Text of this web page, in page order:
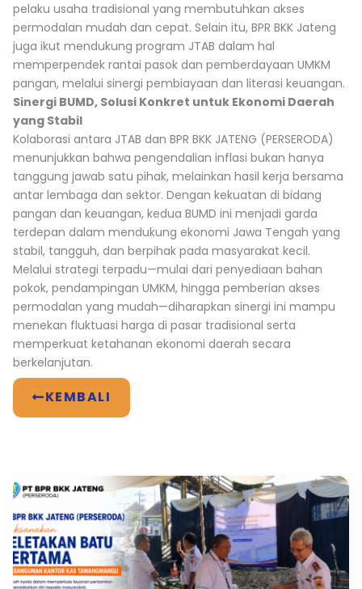
pelaku usaha tradisional yang membutuhkan akses
permodalan mudah dan cepat. Selain itu, BPR BKK Jateng
juga ikut mendukung program JTAB dalam hal
memperpendek rantai pasok dan pemberdayaan UMKM
pangan, melalui sinergi pembiayaan dan literasi keuangan.
Sinergi BUMD, Solusi Konkret untuk Ekonomi Daerah
yang Stabil
Kolaborasi antara JTAB dan BPR BKK JATENG (PERSERODA)
menunjukkan bahwa pengendalian inflasi bukan hanya
tanggung jawab satu pihak, melainkan hasil kerja bersama
antar lembaga dan sektor. Dengan kekuatan di bidang
pangan dan keuangan, kedua BUMD ini menjadi garda
terdepan dalam mendukung ekonomi Jawa Tengah yang
stabil, tangguh, dan berpihak pada masyarakat kecil.
Melalui strategi terpadu—mulai dari penyediaan bahan
pokok, pendampingan UMKM, hingga pemberian akses
permodalan yang mudah—diharapkan sinergi ini mampu
menekan fluktuasi harga di pasar tradisional serta
memperkuat ketahanan ekonomi daerah secara
berkelanjutan.
KEMBALI